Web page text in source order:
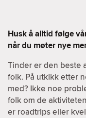
Husk å alltid følge
når du møter nye
Tinder er den beste
folk. På utkikk etter
med? Ikke noe
folk om de
er roadtrips eller